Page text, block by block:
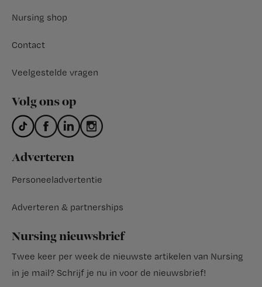
Nursing shop
Contact
Veelgestelde vragen
Volg ons op
Adverteren
Personeeladvertentie
Adverteren & partnerships
Nursing nieuwsbrief
Twee keer per week de nieuwste artikelen van Nursing
in je mail? Schrijf je nu in voor de nieuwsbrief!